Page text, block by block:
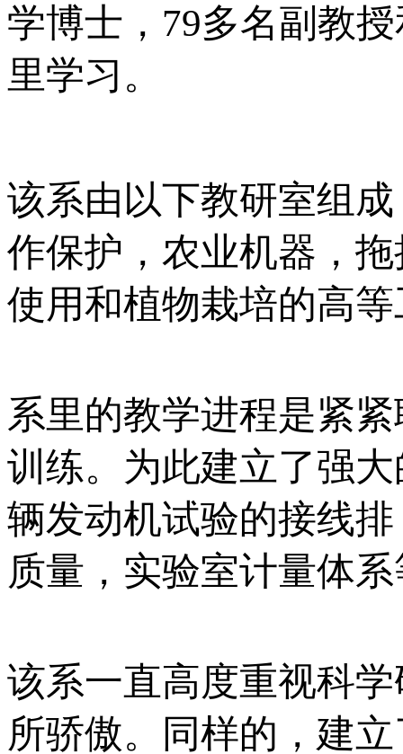
学博士，79多名副教
里学习。
该系由以下教研室组
作保护，农业机器，
使用和植物栽培的高
系里的教学进程是紧
训练。为此建立了强
辆发动机试验的接线
质量，实验室计量体
该系一直高度重视科
所骄傲。同样的，建